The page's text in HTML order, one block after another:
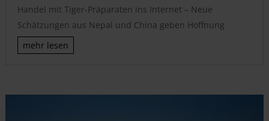
Handel mit Tiger-Präparaten ins Internet – Neue
Schätzungen aus Nepal und China geben Hoffnung
mehr lesen